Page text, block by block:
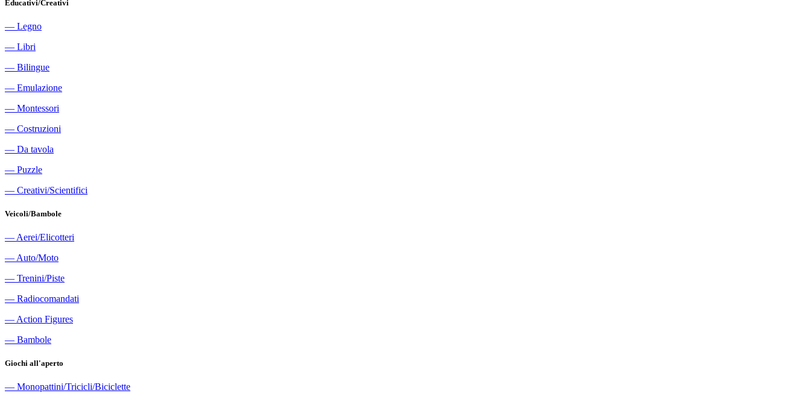
Educativi/Creativi
― Legno
― Libri
― Bilingue
― Emulazione
― Montessori
― Costruzioni
― Da tavola
― Puzzle
― Creativi/Scientifici
Veicoli/Bambole
― Aerei/Elicotteri
― Auto/Moto
― Trenini/Piste
― Radiocomandati
― Action Figures
― Bambole
Giochi all'aperto
― Monopattini/Tricicli/Biciclette